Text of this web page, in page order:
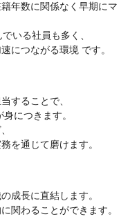
年数に関係なく早期にマ
いる社員も多く、
につながる環境 です。
することで、
につきます。
を通じて磨けます。
成長に直結します。
関わることができます。